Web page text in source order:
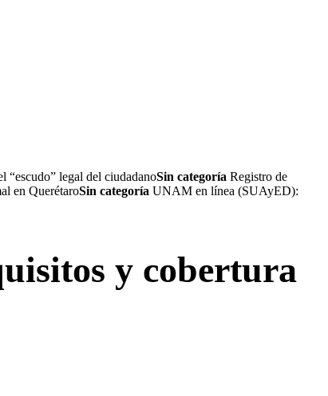
“escudo” legal del ciudadanoSin categoría Registro de
en QuerétaroSin categoría UNAM en línea (SUAyED):
y cobertura